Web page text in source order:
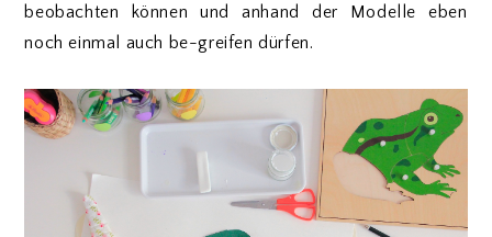
beobachten können und anhand der Modelle eben
noch einmal auch be-greifen dürfen.